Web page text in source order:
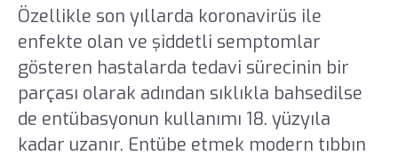
Özellikle son yıllarda koronavirüs ile
enfekte olan ve şiddetli semptomlar
gösteren hastalarda tedavi sürecinin bir
parçası olarak adından sıklıkla bahsedilse
de entübasyonun kullanımı 18. yüzyıla
kadar uzanır. Entübe etmek modern tıbbın